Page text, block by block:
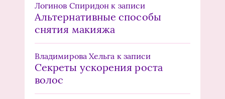
Логинов Спиридон к записи
Альтернативные способы
снятия макияжа
Владимирова Хельга к записи
Секреты ускорения роста
волос